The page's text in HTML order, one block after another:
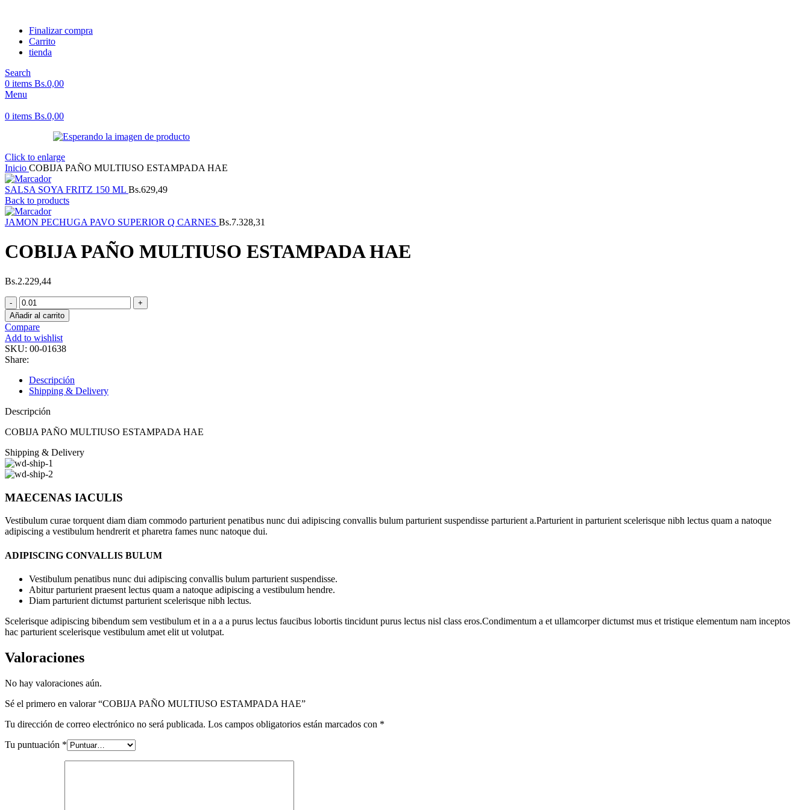
Finalizar compra
Carrito
tienda
Search
0 items Bs.0,00
Menu
0 items Bs.0,00
Click to enlarge
Inicio COBIJA PAÑO MULTIUSO ESTAMPADA HAE
SALSA SOYA FRITZ 150 ML Bs.629,49
Back to products
JAMON PECHUGA PAVO SUPERIOR Q CARNES Bs.7.328,31
COBIJA PAÑO MULTIUSO ESTAMPADA HAE
Bs.2.229,44
COBIJA
PAÑO
MULTIUSO
ESTAMPADA
HAE
cantidad
Añadir al carrito
Compare
Add to wishlist
SKU: 00-01638
Share:
Descripción
Shipping & Delivery
Descripción
COBIJA PAÑO MULTIUSO ESTAMPADA HAE
Shipping & Delivery
MAECENAS IACULIS
Vestibulum curae torquent diam diam commodo parturient penatibus nunc dui adipiscing convallis bulum parturient suspendisse parturient a.Parturient in parturient scelerisque nibh lectus quam a natoque
adipiscing a vestibulum hendrerit et pharetra fames nunc natoque dui.
ADIPISCING CONVALLIS BULUM
Vestibulum penatibus nunc dui adipiscing convallis bulum parturient suspendisse.
Abitur parturient praesent lectus quam a natoque adipiscing a vestibulum hendre.
Diam parturient dictumst parturient scelerisque nibh lectus.
Scelerisque adipiscing bibendum sem vestibulum et in a a a purus lectus faucibus lobortis tincidunt purus lectus nisl class eros.Condimentum a et ullamcorper dictumst mus et tristique elementum nam inceptos
hac parturient scelerisque vestibulum amet elit ut volutpat.
Valoraciones
No hay valoraciones aún.
Sé el primero en valorar “COBIJA PAÑO MULTIUSO ESTAMPADA HAE”
Tu dirección de correo electrónico no será publicada. Los campos obligatorios están marcados con *
Tu puntuación *